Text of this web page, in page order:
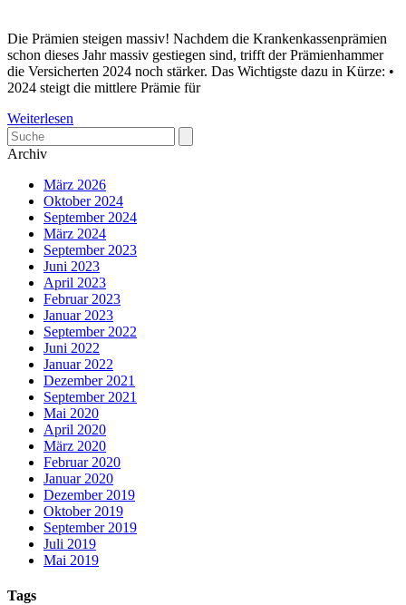
Die Prämien steigen massiv! Nachdem die Krankenkassenprämien
schon dieses Jahr massiv gestiegen sind, trifft der Prämienhammer
die Versicherten 2024 noch stärker. Das Wichtigste dazu in Kürze: •
2024 steigt die mittlere Prämie für
Weiterlesen
Archiv
März 2026
Oktober 2024
September 2024
März 2024
September 2023
Juni 2023
April 2023
Februar 2023
Januar 2023
September 2022
Juni 2022
Januar 2022
Dezember 2021
September 2021
Mai 2020
April 2020
März 2020
Februar 2020
Januar 2020
Dezember 2019
Oktober 2019
September 2019
Juli 2019
Mai 2019
Tags